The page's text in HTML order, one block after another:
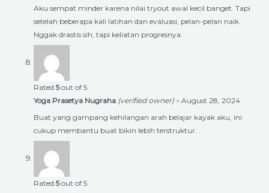
Aku sempat minder karena nilai tryout awal kecil banget. Tapi
setelah beberapa kali latihan dan evaluasi, pelan-pelan naik.
Nggak drastis sih, tapi keliatan progresnya.
Rated 5out of 5
Yoga Prasetya Nugraha (verified owner) – August 28, 2024
Buat yang gampang kehilangan arah belajar kayak aku, ini
cukup membantu buat bikin lebih terstruktur.
Rated 5out of 5